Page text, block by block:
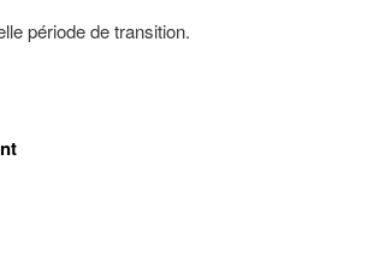
période de transition.